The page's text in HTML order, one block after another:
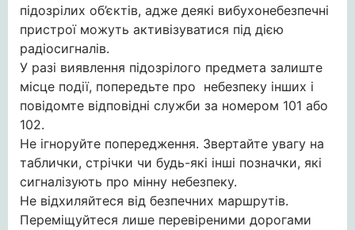
підозрілих об’єктів, адже деякі вибухонебезпечні
пристрої можуть активізуватися під дією
радіосигналів.
У разі виявлення підозрілого предмета залиште
місце події, попередьте про небезпеку інших і
повідомте відповідні служби за номером 101 або
102.
Не ігноруйте попередження. Звертайте увагу на
таблички, стрічки чи будь-які інші позначки, які
сигналізують про мінну небезпеку.
Не відхиляйтеся від безпечних маршрутів.
Переміщуйтеся лише перевіреними дорогами